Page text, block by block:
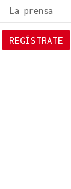
La prensa
REGÍSTRATE